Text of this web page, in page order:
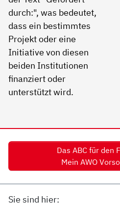
Das ABC für den
Mein AWO
Sie sind hier: